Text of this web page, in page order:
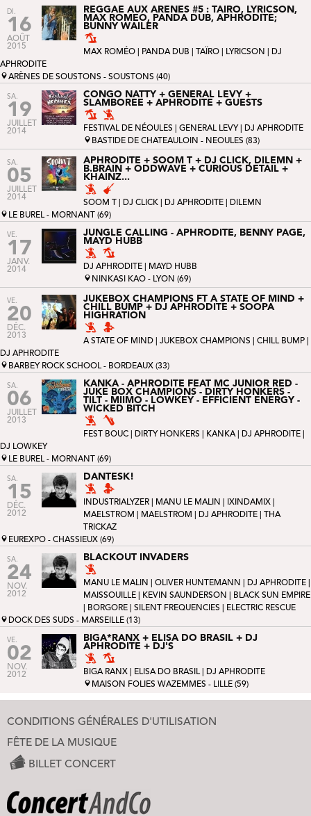
DI.
16
AOÛT
2015
REGGAE AUX ARENES #5 : TAIRO, LYRICSON,
MAX ROMEO, PANDA DUB, APHRODITE;
BUNNY WAILER
MAX ROMÉO PANDA DUB TAÏRO LYRICSON
| DJ
APHRODITE
ARÈNES DE SOUSTONS - SOUSTONS (40)
SA.
19
JUILLET
2014
CONGO NATTY + GENERAL LEVY +
SLAMBOREE + APHRODITE + GUESTS
FESTIVAL DE NÉOULES GENERAL LEVY | DJ APHRODITE
BASTIDE DE CHATEAULOIN - NEOULES (83)
SA.
05
JUILLET
2014
APHRODITE + SOOM T + DJ CLICK, DILEMN +
B.BRAIN + ODDWAVE + CURIOUS DETAIL +
KHAINZ...
SOOM T DJ CLICK | DJ APHRODITE |
DILEMN
LE BUREL - MORNANT (69)
VE.
17
JANV.
2014
JUNGLE CALLING - APHRODITE, BENNY PAGE,
MAYD HUBB
DJ APHRODITE |
MAYD HUBB
NINKASI KAO - LYON (69)
VE.
20
DÉC.
2013
JUKEBOX CHAMPIONS FT A STATE OF MIND +
CHILL BUMP + DJ APHRODITE + SOOPA
HIGHRATION
A STATE OF MIND JUKEBOX CHAMPIONS CHILL BUMP
DJ APHRODITE
BARBEY ROCK SCHOOL - BORDEAUX (33)
SA.
06
JUILLET
2013
KANKA - APHRODITE FEAT MC JUNIOR RED -
JUKE BOX CHAMPIONS - DIRTY HONKERS -
TILT - MIIMO - LOWKEY - EFFICIENT ENERGY -
WICKED BITCH
FEST BOUC DIRTY HONKERS KANKA| DJ APHRODITE |
DJ LOWKEY
LE BUREL - MORNANT (69)
SA.
15
DÉC.
2012
DANTESK!
INDUSTRIALYZER MANU LE MALIN IXINDAMIX
MAELSTROM
MAELSTROM | DJ APHRODITE |
THA
TRICKAZ
EUREXPO - CHASSIEUX (69)
SA.
24
NOV.
2012
BLACKOUT INVADERS
MANU LE MALIN OLIVER HUNTEMANN
| DJ APHRODITE |
MAISSOUILLE
KEVIN SAUNDERSON
BLACK SUN EMPIRE
BORGORE SILENT FREQUENCIES
ELECTRIC RESCUE
DOCK DES SUDS - MARSEILLE (13)
VE.
02
NOV.
2012
BIGA*RANX + ELISA DO BRASIL + DJ
APHRODITE + DJ'S
BIGA RANX ELISA DO BRASIL| DJ APHRODITE
MAISON FOLIES WAZEMMES - LILLE (59)
CONDITIONS GÉNÉRALES D'UTILISATION
FÊTE DE LA MUSIQUE
BILLET CONCERT